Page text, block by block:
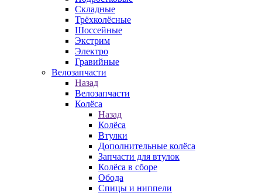
Складные
Трёхколёсные
Шоссейные
Экстрим
Электро
Гравийные
Велозапчасти
Назад
Велозапчасти
Колёса
Назад
Колёса
Втулки
Дополнительные колёса
Запчасти для втулок
Колёса в сборе
Обода
Спицы и ниппели